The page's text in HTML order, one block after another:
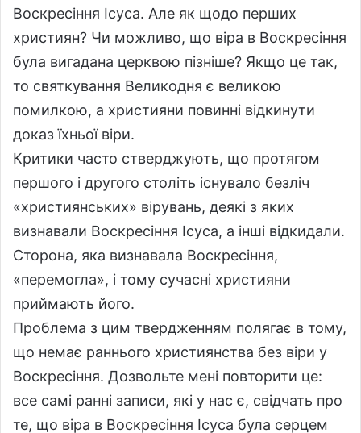
Воскресіння Ісуса. Але як щодо перших
християн? Чи можливо, що віра в Воскресіння
була вигадана церквою пізніше? Якщо це так,
то святкування Великодня є великою
помилкою, а християни повинні відкинути
доказ їхньої віри.
Критики часто стверджують, що протягом
першого і другого століть існувало безліч
«християнських» вірувань, деякі з яких
визнавали Воскресіння Ісуса, а інші відкидали.
Сторона, яка визнавала Воскресіння,
«перемогла», і тому сучасні християни
приймають його.
Проблема з цим твердженням полягає в тому,
що немає раннього християнства без віри у
Воскресіння. Дозвольте мені повторити це:
все самі ранні записи, які у нас є, свідчать про
те, що віра в Воскресіння Ісуса була серцем